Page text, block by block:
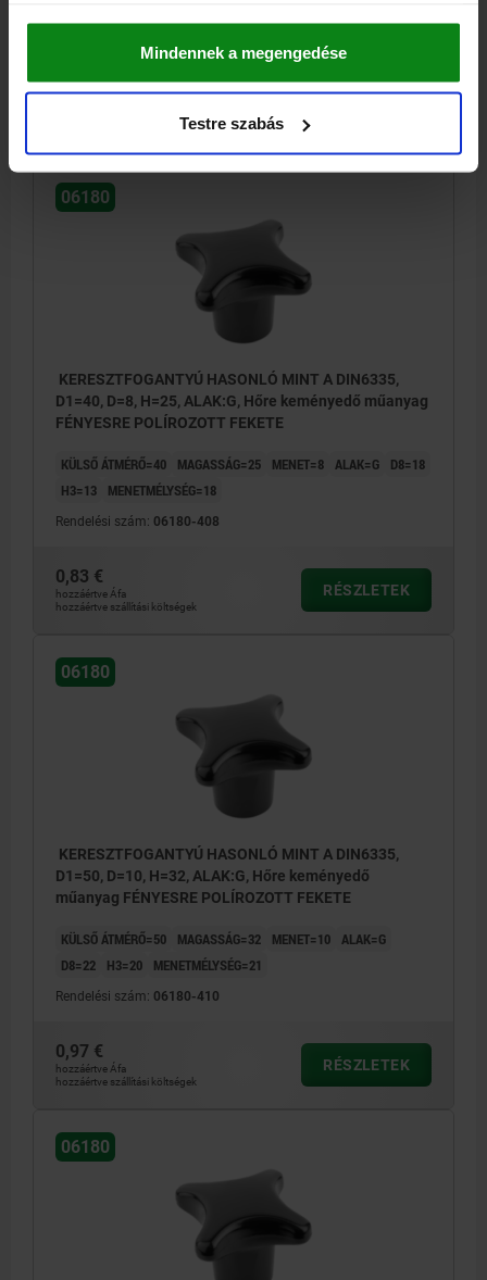
Mindennek a megengedése
Testre szabás
Rendelési szám:06180-406
0,49 €
hozzáértve szállítási költségek
06180
KERESZTFOGANTYÚ HASONLÓ MINT A DIN6335,
D1=40, D=8, H=25, ALAK:G, Hőre keményedő műanyag
FÉNYESRE POLÍROZOTT FEKETE
KÜLSŐ ÁTMÉRŐ=40 MAGASSÁG=25 MENET=8 ALAK=G
D8=18
H3=13
MENETMÉLYSÉG=18
Rendelési szám: 06180-408
0,83 €
hozzáértve Áfa
hozzáértve szállítási költségek
RÉSZLETEK
06180
KERESZTFOGANTYÚ HASONLÓ MINT A DIN6335,
D1=50, D=10, H=32, ALAK:G, Hőre keményedő
műanyag FÉNYESRE POLÍROZOTT FEKETE
KÜLSŐ ÁTMÉRŐ=50 MAGASSÁG=32 MENET=10 ALAK=G
D8=22
H3=20 MENETMÉLYSÉG=21
Rendelési szám: 06180-410
0,97 €
hozzáértve Áfa
hozzáértve szállítási költségek
RÉSZLETEK
06180